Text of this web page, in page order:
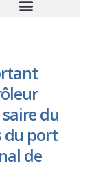
du
du port
de